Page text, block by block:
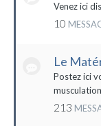
Venez ici
10
Le
Postez ici
213